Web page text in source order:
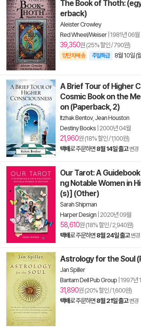
The Book of Thoth:
erback)
Aleister Crowley
Red Wheel/Weiser| 1981년 06월
39,350원 (25% 할인 / 790원)
양탄자배송 주말특급 8월 10일 (
A Brief Tour of Higher
Cosmic Book on the
on (Paperback, 2)
Itzhak Bentov, Jean Houston
Destiny Books 2000년 04월
21,960원 (18% 할인 / 1,100원)
택배로 주문하면 8월 14일 출고 변경
Our Tarot: A
ng Notable Women in
(s)] (Other)
Sarah Shipman
Harper Design 2020년 09월
58,610원 (18% 할인 / 2,940원)
택배로 주문하면 8월 24일 출고 변경
Astrology for the Soul
Jan Spiller
Bantam Dell Pub Group 1997년
31,890원 (20% 할인 / 1,600원)
택배로 주문하면 8월 21일 출고 변경